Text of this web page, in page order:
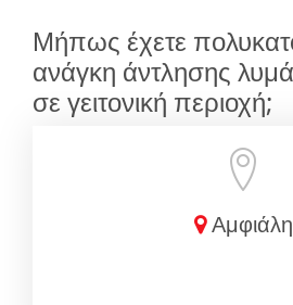
Μήπως έχετε
ανάγκη άντλησης
σε γειτονική περιοχή;
Αμφιάλη